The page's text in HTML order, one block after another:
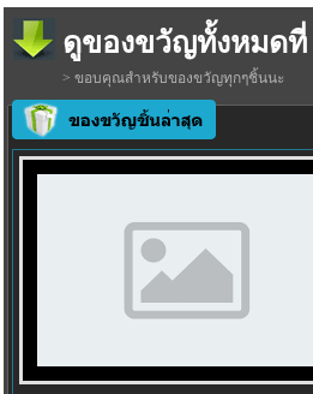
ดูของขวัญทั้งหมดที่
> ขอบคุณสำหรับของขวัญทุกๆชิ้นนะ